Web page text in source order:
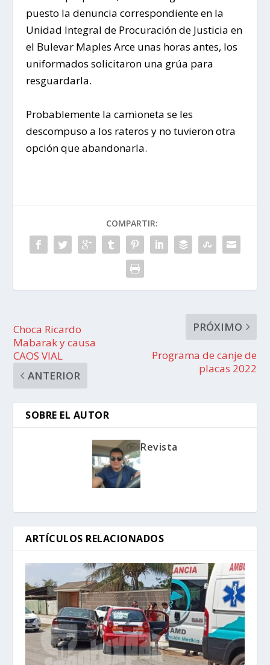
puesto la denuncia correspondiente en la
Unidad Integral de Procuración de Justicia en
el Bulevar Maples Arce unas horas antes, los
uniformados solicitaron una grúa para
resguardarla.
Probablemente la camioneta se les
descompuso a los rateros y no tuvieron otra
opción que abandonarla.
COMPARTIR:
Choca Ricardo
Mabarak y causa
CAOS VIAL
ANTERIOR
PRÓXIMO
Programa de canje de
placas 2022
SOBRE EL AUTOR
Revista
ARTÍCULOS RELACIONADOS